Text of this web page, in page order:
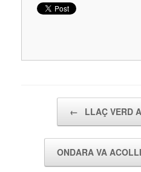
← LLAÇ VERD
ONDARA VA